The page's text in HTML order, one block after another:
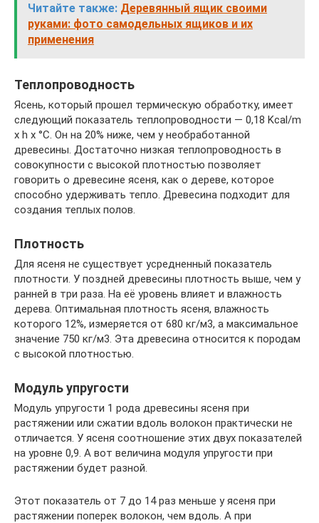
Читайте также: Деревянный ящик своими
руками: фото самодельных ящиков и их
применения
Теплопроводность
Ясень, который прошел термическую обработку, имеет
следующий показатель теплопроводности — 0,18 Kcal/m
x h x °C. Он на 20% ниже, чем у необработанной
древесины. Достаточно низкая теплопроводность в
совокупности с высокой плотностью позволяет
говорить о древесине ясеня, как о дереве, которое
способно удерживать тепло. Древесина подходит для
создания теплых полов.
Плотность
Для ясеня не существует усредненный показатель
плотности. У поздней древесины плотность выше, чем у
ранней в три раза. На её уровень влияет и влажность
дерева. Оптимальная плотность ясеня, влажность
которого 12%, измеряется от 680 кг/м3, а максимальное
значение 750 кг/м3. Эта древесина относится к породам
с высокой плотностью.
Модуль упругости
Модуль упругости 1 рода древесины ясеня при
растяжении или сжатии вдоль волокон практически не
отличается. У ясеня соотношение этих двух показателей
на уровне 0,9. А вот величина модуля упругости при
растяжении будет разной.
Этот показатель от 7 до 14 раз меньше у ясеня при
растяжении поперек волокон, чем вдоль. А при